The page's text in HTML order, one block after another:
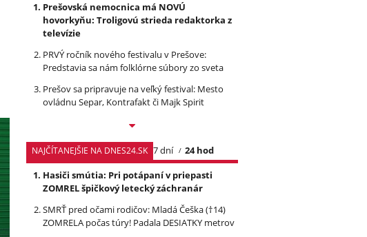
Prešovská nemocnica má NOVÚ
hovorkyňu: Troligovú strieda redaktorka z
televízie
PRVÝ ročník nového festivalu v Prešove:
Predstavia sa nám folklórne súbory zo sveta
Prešov sa pripravuje na veľký festival: Mesto
ovládnu Separ, Kontrafakt či Majk Spirit
NAJČÍTANEJŠIE NA DNES24.SK 7 dní
24 hod
Hasiči smútia: Pri potápaní v priepasti
ZOMREL špičkový letecký záchranár
SMRŤ pred očami rodičov: Mladá Češka (†14)
ZOMRELA počas túry! Padala DESIATKY metrov